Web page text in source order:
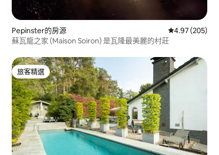
Pepinster的房源 從 205 則評價
4.97 (205)
蘇瓦龍之家 (Maison Soiron) 是瓦隆最美麗的村莊
旅客精選
旅客精選